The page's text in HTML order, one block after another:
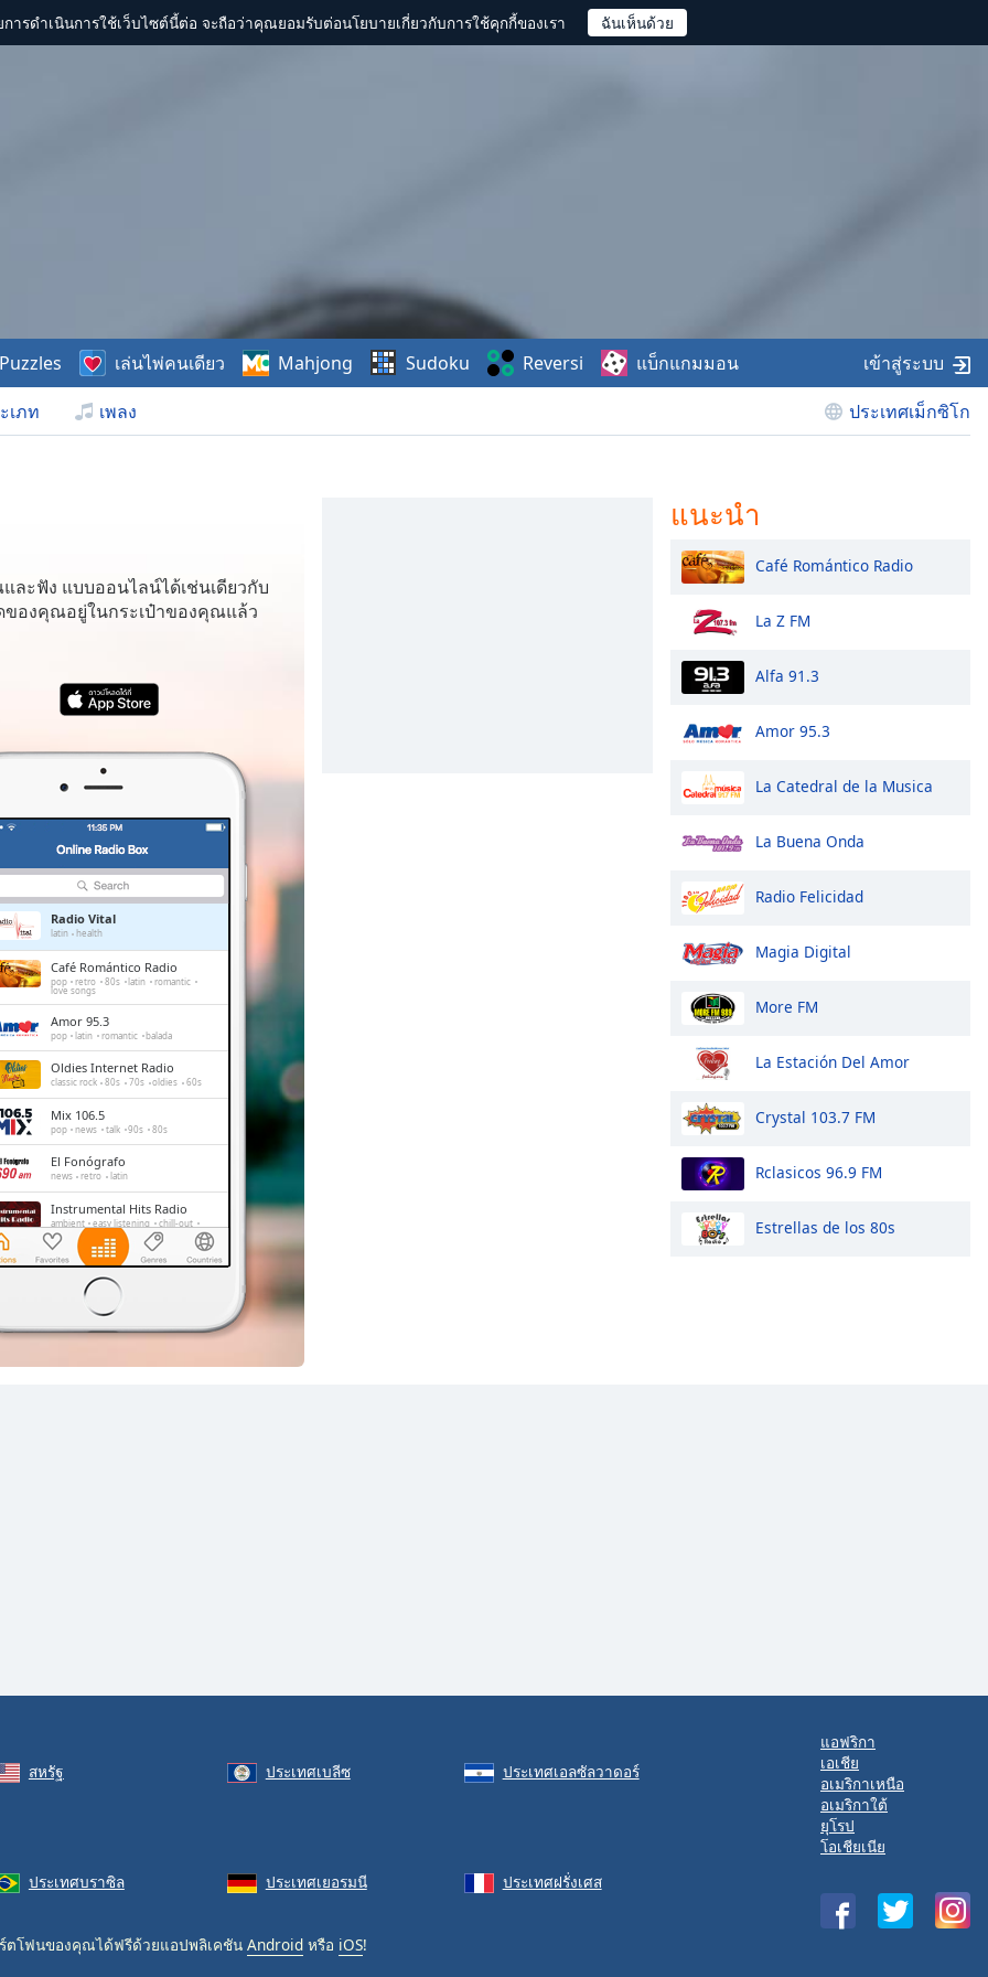
การดำเนินการใช้เว็บไซต์นี้ต่อ จะถือว่าคุณยอมรับต่อนโยบายเกี่ยวกับการใช้คุกกี้ของเรา
เภท เพลง ประเทศเม็กซิโก
Puzzles เล่นไพ่คนเดียว Mahjong Sudoku Reversi แบ็กแกมมอน เข้าสู่ระบบ
ละฟัง แบบออนไลน์ได้เช่นเดียวกับ
องคุณอยู่ในกระเป๋าของคุณแล้ว
Radio Vital
latin health
Café Romántico Radio
pop retro 80s latin romantic
love songs
Amor 95.3
pop latin romantic balada
Oldies Internet Radio
classic rock 80s 70s oldies 60s
Mix 106.5
pop news talk 90s 80s
El Fonógrafo
news retro latin
Instrumental Hits Radio
ambient easy listening chill-out
instrumental
La Mejor
news talk
romantic
Baladas del Recuerdo
romantic
แนะนำ
Café Romántico Radio
La Z FM
Alfa 91.3
Amor 95.3
La Catedral de la Musica
La Buena Onda
Radio Felicidad
Magia Digital
More FM
La Estación Del Amor
Crystal 103.7 FM
Rclasicos 96.9 FM
Estrellas de los 80s
สหรัฐ ประเทศเบลีซ
ประเทศเอลซัลวาดอร์
ประเทศบราซิล ประเทศเยอรมนี ประเทศฝรั่งเศส
ตโฟนของคุณได้ฟรีด้วยแอปพลิเคชัน Android หรือ iOS!
แอฟริกา
เอเชีย
อเมริกาเหนือ
อเมริกาใต้
ยุโรป
โอเชียเนีย